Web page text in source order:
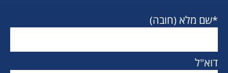
*שם מלא (חובה)
דוא"ל